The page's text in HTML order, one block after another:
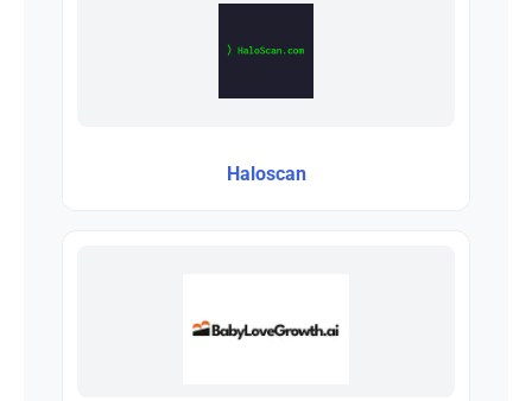
Haloscan